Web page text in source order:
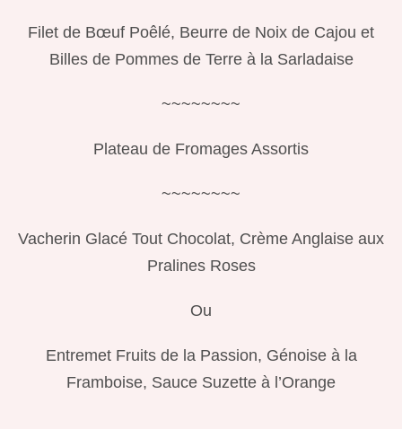
Filet de Bœuf Poêlé, Beurre de Noix de Cajou et
Billes de Pommes de Terre à la Sarladaise
~~~~~~~~
Plateau de Fromages Assortis
~~~~~~~~
Vacherin Glacé Tout Chocolat, Crème Anglaise aux
Pralines Roses
Ou
Entremet Fruits de la Passion, Génoise à la
Framboise, Sauce Suzette à l’Orange